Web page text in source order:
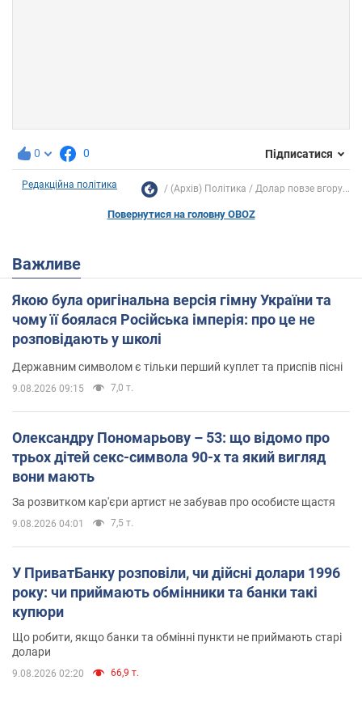
0 0 Підписатися
Редакційна політика (Архів) Політика Долар повзе вгору...
Повернутися на головну OBOZ
Важливе
Якою була оригінальна версія гімну України та
чому її боялася Російська імперія: про це не
розповідають у школі
Державним символом є тільки перший куплет та приспів пісні
9.08.2026 09:15 7,0 т.
Олександру Пономарьову – 53: що відомо про
трьох дітей секс-символа 90-х та який вигляд
вони мають
За розвитком кар'єри артист не забував про особисте щастя
9.08.2026 04:01 7,5 т.
У ПриватБанку розповіли, чи дійсні долари 1996
року: чи приймають обмінники та банки такі
купюри
Що робити, якщо банки та обмінні пункти не приймають старі
долари
9.08.2026 02:20 66,9 т.